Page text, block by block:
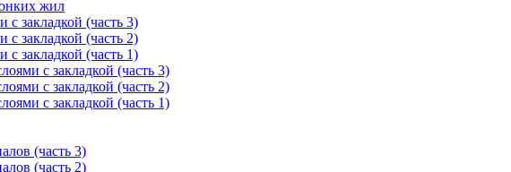
жил
закладкой (часть 3)
закладкой (часть 2)
закладкой (часть 1)
с закладкой (часть 3)
с закладкой (часть 2)
с закладкой (часть 1)
(часть 3)
(часть 2)